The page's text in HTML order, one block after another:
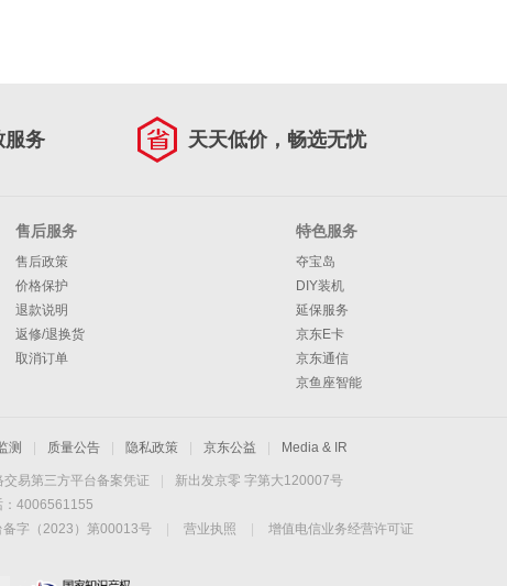
服务 天天低价，畅选无忧
售后服务
售后政策
价格保护
退款说明
返修/退换货
取消订单
特色服务
夺宝岛
DIY装机
延保服务
京东E卡
京东通信
京鱼座智能
测 质量公告 隐私政策 京东公益 Media & IR
交易第三方平台备案凭证
新出发京零 字第大120007号
：4006561155
备字（2023）第00013号 营业执照
增值电信业务经营许可证